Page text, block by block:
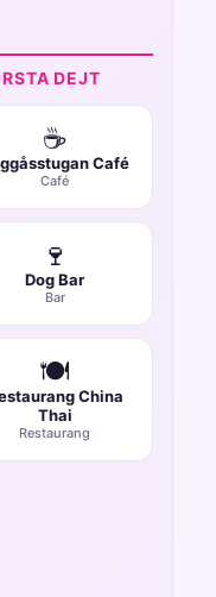
DEJT
☕
Café
Café
🍷
Dog Bar
Bar
🍽️
China
Thai
Restaurang